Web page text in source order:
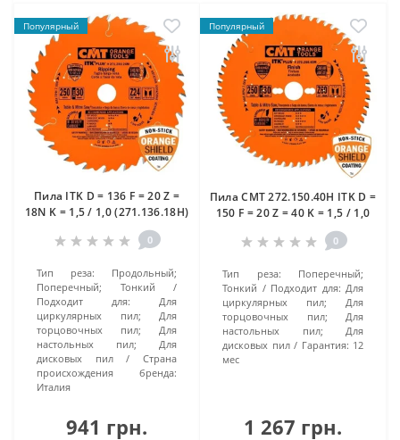
Популярный
Пила ITK D = 136 F = 20 Z =
18N K = 1,5 / 1,0 (271.136.18H)
0
Тип реза:
Продольный;
Поперечный; Тонкий
Подходит для:
Для
циркулярных пил; Для
торцовочных пил; Для
настольных пил; Для
дисковых пил
Страна
происхождения бренда:
Италия
941 грн.
Популярный
Пила CMT 272.150.40H ITK D =
150 F = 20 Z = 40 K = 1,5 / 1,0
0
Тип реза:
Поперечный;
Тонкий
Подходит для: Для
циркулярных пил; Для
торцовочных пил; Для
настольных пил; Для
дисковых пил
Гарантия: 12
мес
1 267 грн.